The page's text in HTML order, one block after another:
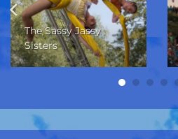
The Sassy Jassy
Sisters